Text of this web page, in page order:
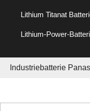
Lithium Titanat
Lithium-Power-
Industriebatterie